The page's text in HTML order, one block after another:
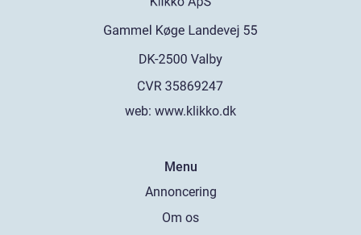
web: www.klikko.dk
Menu
Annoncering
Om os